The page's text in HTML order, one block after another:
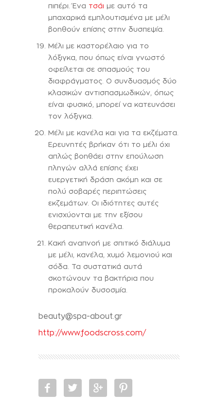
πιπέρι. Ένα τσάι με αυτό τα
μπαχαρικά εμπλουτισμένα με μέλι
βοηθούν επίσης στην δυσπεψία.
Μέλι με καστορέλαιο για το
λόξιγκα, που όπως είναι γνωστό
οφείλεται σε σπασμούς του
διαφράγματος. Ο συνδυασμός δύο
κλασικών αντισπασμωδικών, όπως
είναι φυσικό, μπορεί να κατευνάσει
τον λόξιγκα.
Μέλι με κανέλα και για τα εκζέματα.
Ερευνητές βρήκαν ότι το μέλι όχι
απλώς βοηθάει στην επούλωση
πληγών αλλά επίσης έχει
ευεργετική δράση ακόμη και σε
πολύ σοβαρές περιπτώσεις
εκζεμάτων. Οι ιδιότητες αυτές
ενισχύονται με την εξίσου
θεραπευτική κανέλα.
Κακή αναπνοή με σπιτικό διάλυμα
με μέλι, κανέλα, χυμό λεμονιού και
σόδα. Τα συστατικά αυτά
σκοτώνουν τα βακτήρια που
προκαλούν δυσοσμία.
beauty@spa-about.gr
http://www.foodscross.com/